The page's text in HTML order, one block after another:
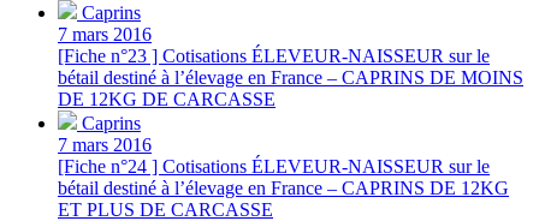
Caprins
7 mars 2016
[Fiche n°23 ] Cotisations ÉLEVEUR-NAISSEUR sur le
bétail destiné à l’élevage en France – CAPRINS DE MOINS
DE 12KG DE CARCASSE
Caprins
7 mars 2016
[Fiche n°24 ] Cotisations ÉLEVEUR-NAISSEUR sur le
bétail destiné à l’élevage en France – CAPRINS DE 12KG
ET PLUS DE CARCASSE